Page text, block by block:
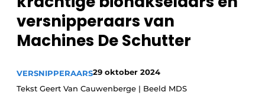
Privacy / Cookie statement
Save the Date
Vacatures
Video’s
versnipperaars van
Machines De Schutter
VERSNIPPERAARS29 oktober 2024
Tekst Geert Van Cauwenberge | Beeld MDS